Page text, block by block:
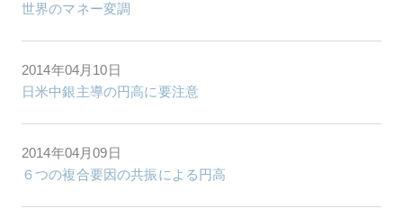
世界のマネー変調
2014年04月10日
日米中銀主導の円高に要注意
2014年04月09日
６つの複合要因の共振による円高